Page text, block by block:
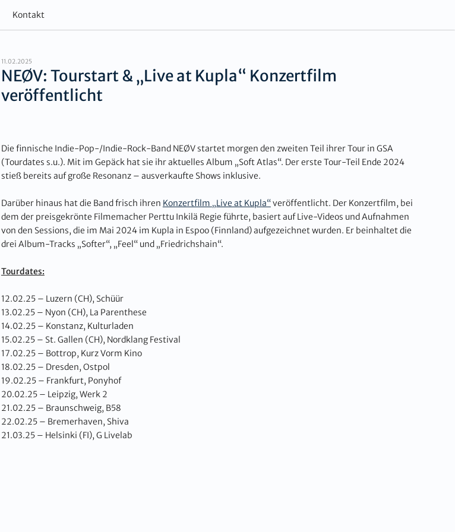
Kontakt
11.02.2025
NEØV: Tourstart & „Live at Kupla“ Konzertfilm
veröffentlicht
Die finnische Indie-Pop-/Indie-Rock-Band NEØV startet morgen den zweiten Teil ihrer Tour in GSA
(Tourdates s.u.). Mit im Gepäck hat sie ihr aktuelles Album „Soft Atlas“. Der erste Tour-Teil Ende 2024
stieß bereits auf große Resonanz – ausverkaufte Shows inklusive.
Darüber hinaus hat die Band frisch ihren Konzertfilm „Live at Kupla“veröffentlicht. Der Konzertfilm, bei
dem der preisgekrönte Filmemacher Perttu Inkilä Regie führte, basiert auf Live-Videos und Aufnahmen
von den Sessions, die im Mai 2024 im Kupla in Espoo (Finnland) aufgezeichnet wurden. Er beinhaltet die
drei Album-Tracks „Softer“, „Feel“ und „Friedrichshain“.
Tourdates:
12.02.25 – Luzern (CH), Schüür
13.02.25 – Nyon (CH), La Parenthese
14.02.25 – Konstanz, Kulturladen
15.02.25 – St. Gallen (CH), Nordklang Festival
17.02.25 – Bottrop, Kurz Vorm Kino
18.02.25 – Dresden, Ostpol
19.02.25 – Frankfurt, Ponyhof
20.02.25 – Leipzig, Werk 2
21.02.25 – Braunschweig, B58
22.02.25 – Bremerhaven, Shiva
21.03.25 – Helsinki (FI), G Livelab